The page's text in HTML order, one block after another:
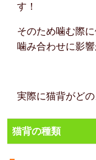
す！
そのため噛む際
噛み合わせに影
実際に猫背がど
猫背の種類